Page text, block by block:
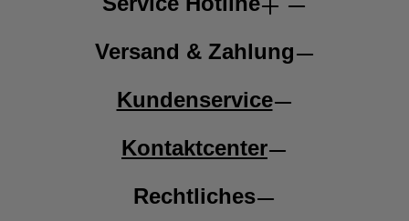
Versand & Zahlung
Kundenservice
Kontaktcenter
Rechtliches